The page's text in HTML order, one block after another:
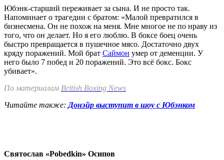
Юбэнк-старший переживает за сына. И не просто так.
Напоминает о трагедии с братом: «Малой превратился в
бизнесмена. Он не похож на меня. Мне многое не по нраву из
того, что он делает. Но я его люблю. В боксе боец очень
быстро превращается в пушечное мясо. Достаточно двух
кряду поражений. Мой брат Саймон умер от деменции. У
него было 7 побед и 20 поражений. Это всё бокс. Бокс
убивает».
По материалам British Boxing News
Читайте также: Донэйр выступит в шоу с Юбэнком
Святослав «Pobedkin» Осипов